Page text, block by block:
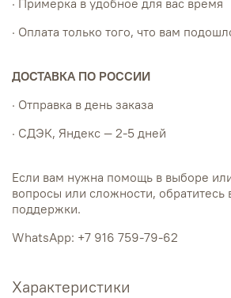
· Оплата только того, что вам
ДОСТАВКА ПО РОССИИ
· Отправка в день заказа
· СДЭК, Яндекс — 2-5 дней
Если вам нужна помощь в выборе
вопросы или сложности, обратитесь
поддержки.
WhatsApp: +7 916 759-79-62
Характеристики